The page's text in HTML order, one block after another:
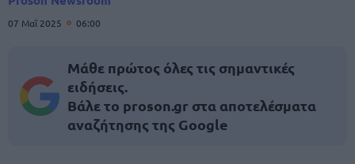
07 Μαΐ 2025 06:00
Μάθε πρώτος όλες τις σημαντικές
ειδήσεις.
Βάλε το proson.gr στα αποτελέσματα
αναζήτησης της Google